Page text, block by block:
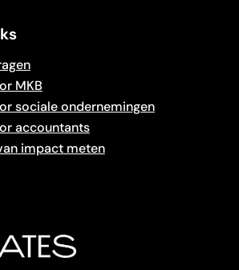
MKB
sociale ondernemingen
accountants
impact meten